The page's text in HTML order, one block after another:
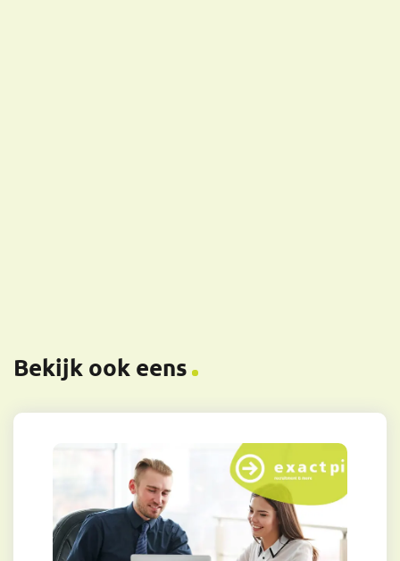
Bekijk ook eens